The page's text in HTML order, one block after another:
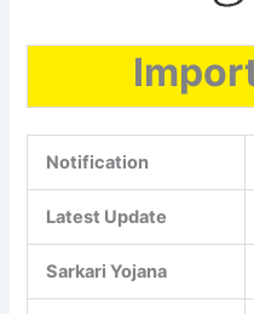
Notification
Latest Update
Sarkari Yojana